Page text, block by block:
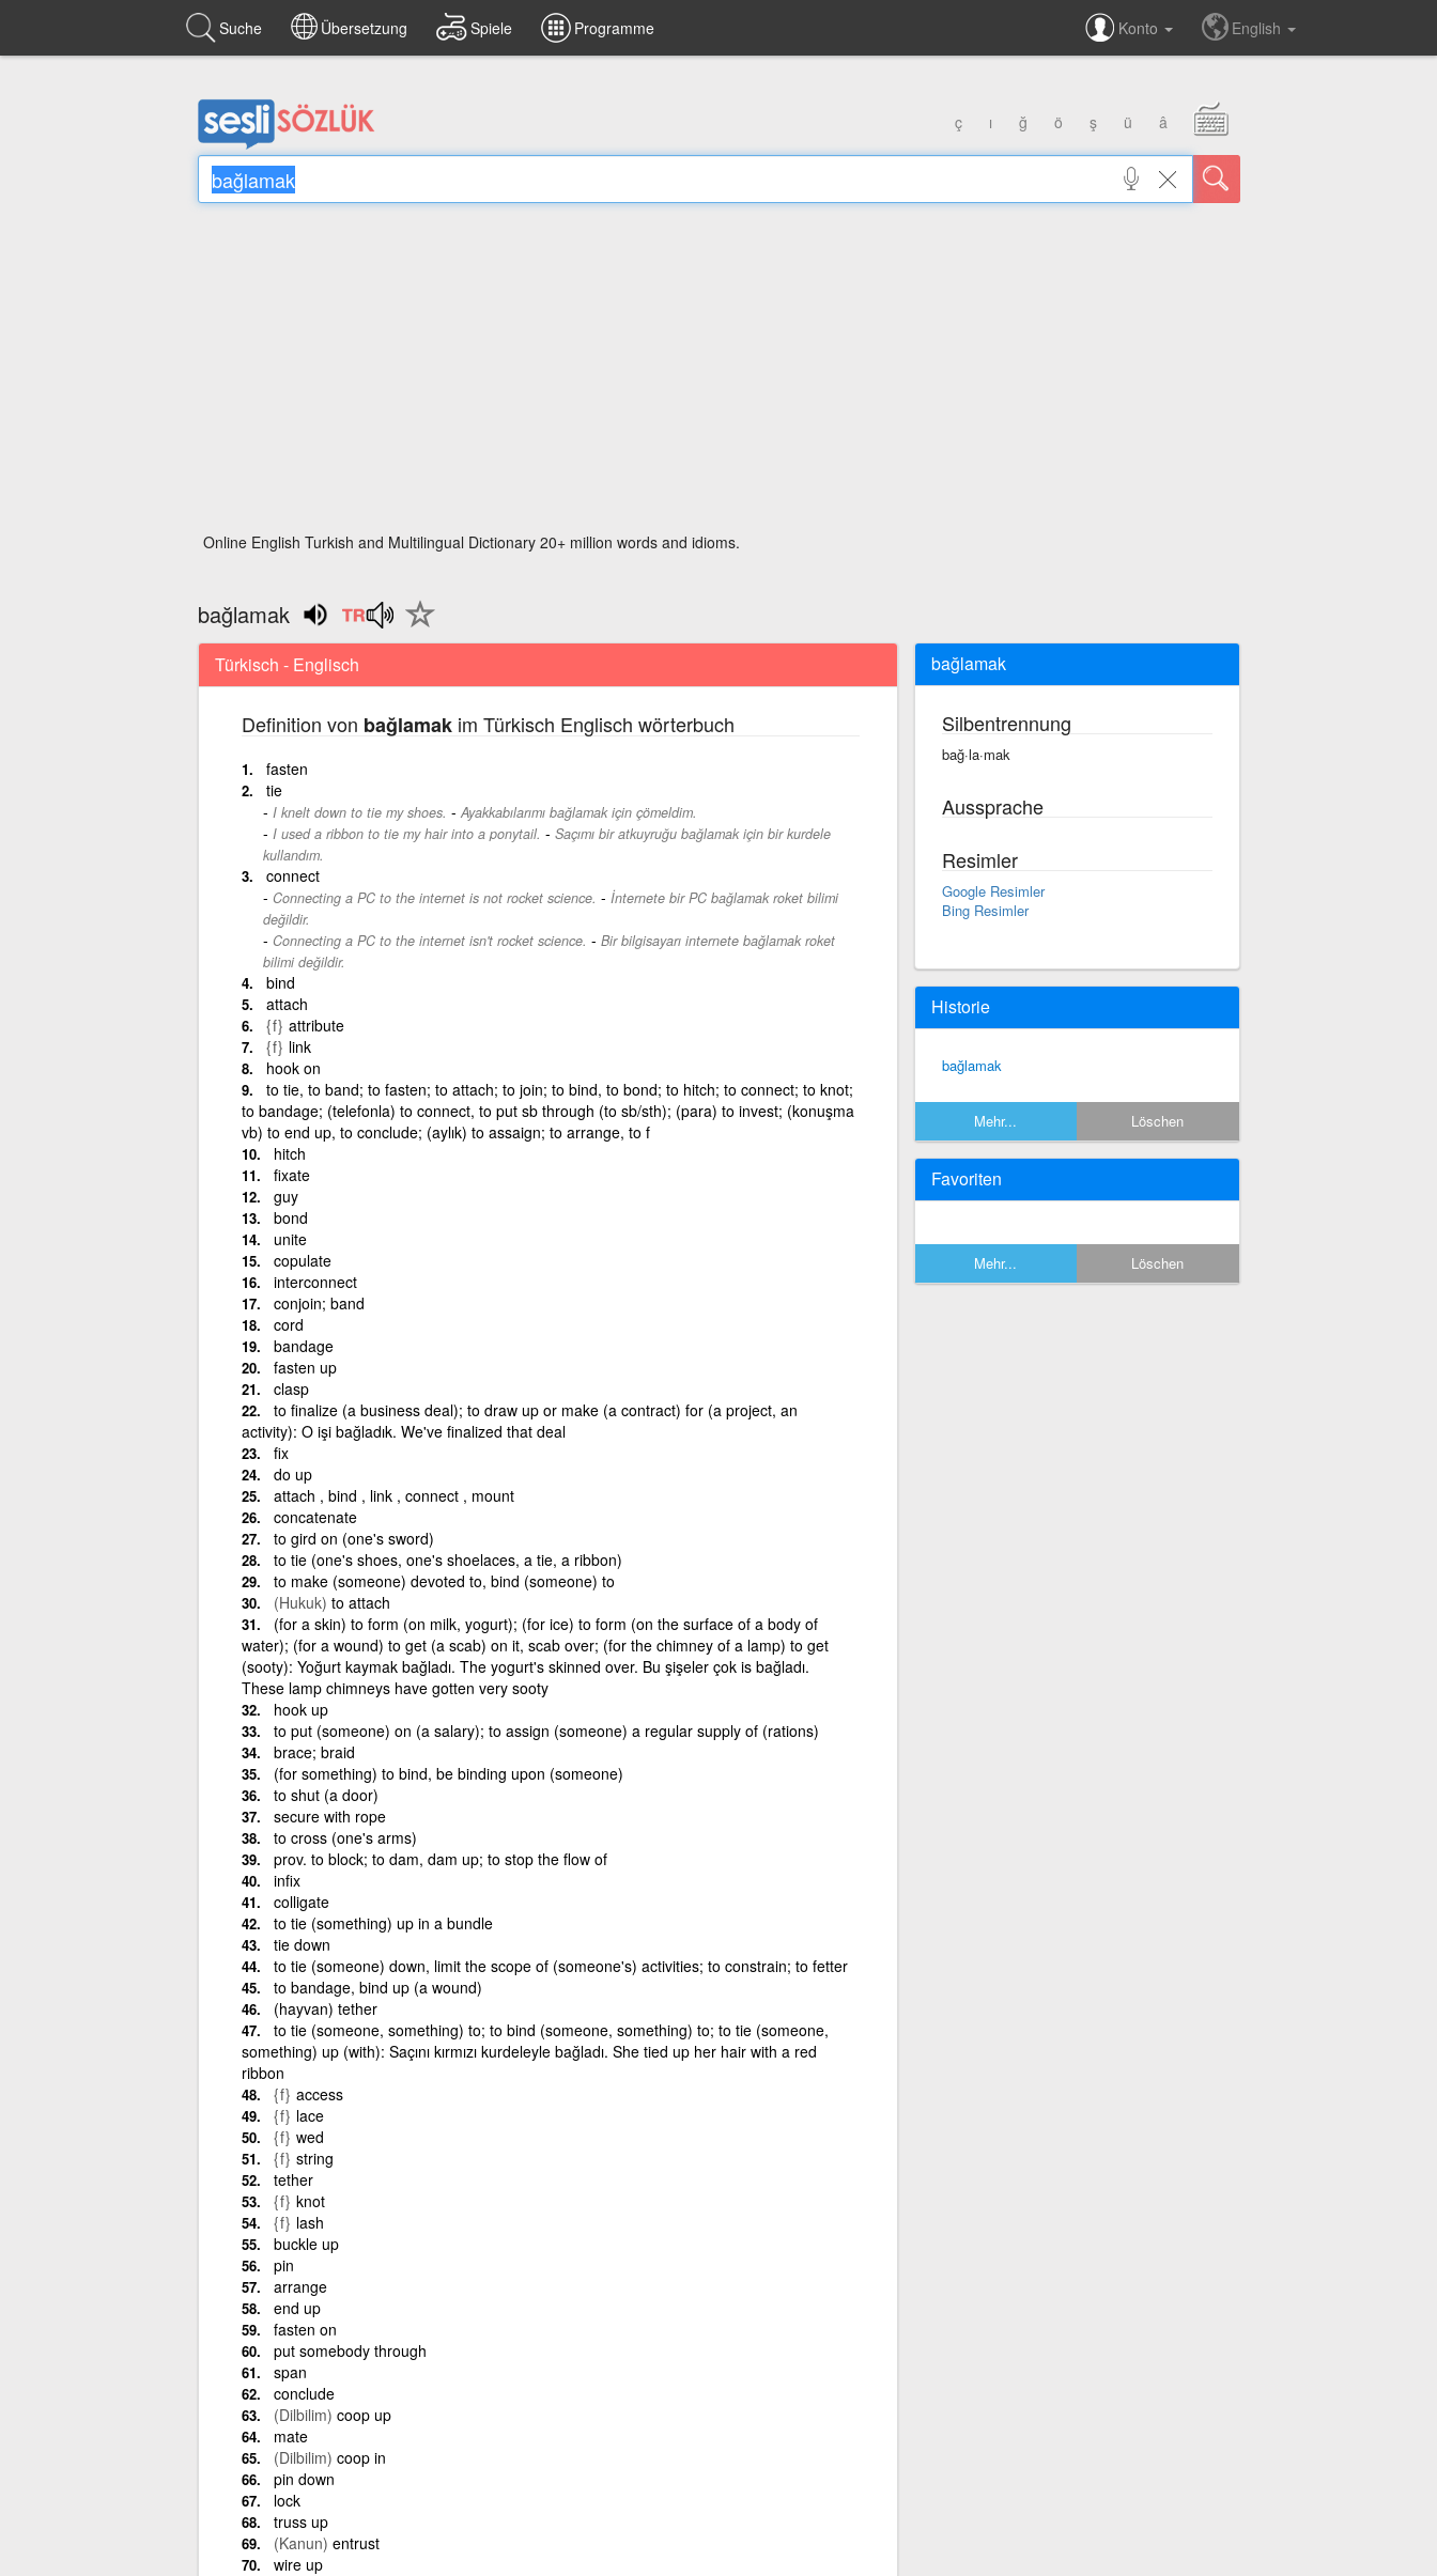
Suche Übersetzung Spiele Programme Konto English
ç ı ğ ö ş ü â
Online English Turkish and Multilingual Dictionary 20+ million words and idioms.
bağlamak
Türkisch - Englisch
Definition von bağlamakim Türkisch Englisch wörterbuch
fasten
tie
I knelt down to tie my shoes. - Ayakkabılarımı bağlamak için çömeldim.
I used a ribbon to tie my hair into a ponytail. - Saçımı bir atkuyruğu bağlamak için bir kurdele
kullandım.
connect
Connecting a PC to the internet is not rocket science. - İnternete bir PC bağlamak roket bilimi
değildir.
Connecting a PC to the internet isn't rocket science. - Bir bilgisayarı internete bağlamak roket
bilimi değildir.
bind
attach
{f} attribute
{f} link
hook on
to tie, to band; to fasten; to attach; to join; to bind, to bond; to hitch; to connect; to knot;
to bandage; (telefonla) to connect, to put sb through (to sb/sth); (para) to invest; (konuşma
vb) to end up, to conclude; (aylık) to assaign; to arrange, to f
hitch
fixate
guy
bond
unite
copulate
interconnect
conjoin; band
cord
bandage
fasten up
clasp
to finalize (a business deal); to draw up or make (a contract) for (a project, an
activity): O işi bağladık. We've finalized that deal
fix
do up
attach , bind , link , connect , mount
concatenate
to gird on (one's sword)
to tie (one's shoes, one's shoelaces, a tie, a ribbon)
to make (someone) devoted to, bind (someone) to
(Hukuk) to attach
(for a skin) to form (on milk, yogurt); (for ice) to form (on the surface of a body of
water); (for a wound) to get (a scab) on it, scab over; (for the chimney of a lamp) to get
(sooty): Yoğurt kaymak bağladı. The yogurt's skinned over. Bu şişeler çok is bağladı.
These lamp chimneys have gotten very sooty
hook up
to put (someone) on (a salary); to assign (someone) a regular supply of (rations)
brace; braid
(for something) to bind, be binding upon (someone)
to shut (a door)
secure with rope
to cross (one's arms)
prov. to block; to dam, dam up; to stop the flow of
infix
colligate
to tie (something) up in a bundle
tie down
to tie (someone) down, limit the scope of (someone's) activities; to constrain; to fetter
to bandage, bind up (a wound)
(hayvan) tether
to tie (someone, something) to; to bind (someone, something) to; to tie (someone,
something) up (with): Saçını kırmızı kurdeleyle bağladı. She tied up her hair with a red
ribbon
{f} access
{f} lace
{f} wed
{f} string
tether
{f} knot
{f} lash
buckle up
pin
arrange
end up
fasten on
put somebody through
span
conclude
(Dilbilim) coop up
mate
(Dilbilim) coop in
pin down
lock
truss up
(Kanun) entrust
wire up
bağlamak
Silbentrennung
bağ·la·mak
Aussprache
Resimler
Google Resimler
Bing Resimler
Historie
bağlamak
Mehr... Löschen
Favoriten
Mehr... Löschen